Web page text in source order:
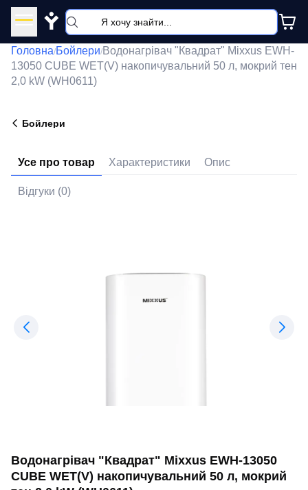
Y
Головна/Бойлери/Водонагрівач "Квадрат" Mixxus EWH-
13050 CUBE WET(V) накопичувальний 50 л, мокрий тен
2,0 kW (WH0611)
Бойлери
Усе про товар Характеристики Опис
Відгуки (0)
Водонагрівач "Квадрат" Mixxus EWH-13050
CUBE WET(V) накопичувальний 50 л, мокрий